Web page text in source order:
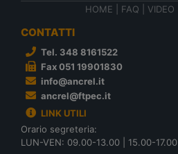
HOME
FAQ VIDEO
CONTATTI
Tel. 348 8161522
Fax 051 19901830
info@ancrel.it
ancrel@ftpec.it
LINK UTILI
Orario segreteria:
LUN-VEN: 09.00-13.00 | 15.00-17.00